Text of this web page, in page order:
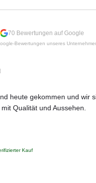
H)
70 cm
festgelegt, weitere
70 Bewertungen auf Google
Bewertungen unseres
heute gekommen und wir
Qualität und Aussehen.
Kauf